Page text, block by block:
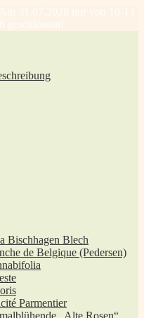
31.07.2026 nur von 10-13
geschlossen!
Bischhagen Blech
de Belgique (Pedersen)
Parmentier
„Alte Rosen“